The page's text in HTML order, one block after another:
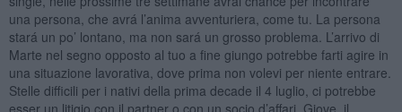
una persona, che avrá l’anima avventuriera, come tu. La persona
stará un po’ lontano, ma non sará un grosso problema. L’arrivo di
Marte nel segno opposto al tuo a fine giungo potrebbe farti agire in
una situazione lavorativa, dove prima non volevi per niente entrare.
Stelle difficili per i nativi della prima decade il 4 luglio, ci potrebbe
esser un litigio con il partner o con un socio d’affari. Giove, il